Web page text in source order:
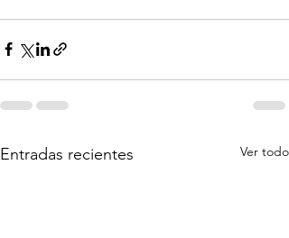
Entradas recientes Ver todo